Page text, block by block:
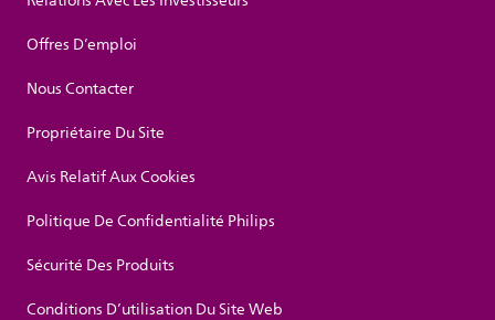
Offres D’emploi
Nous Contacter
Propriétaire Du Site
Avis Relatif Aux Cookies
Politique De Confidentialité Philips
Sécurité Des Produits
Conditions D’utilisation Du Site Web